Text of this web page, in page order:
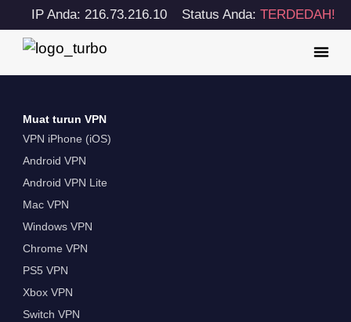
IP Anda: 216.73.216.10 Status Anda: TERDEDAH!
Muat turun VPN
VPN iPhone (iOS)
Android VPN
Android VPN Lite
Mac VPN
Windows VPN
Chrome VPN
PS5 VPN
Xbox VPN
Switch VPN